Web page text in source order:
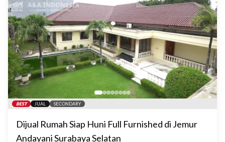
BEST JUAL SECONDARY
Dijual Rumah Siap Huni Full Furnished di Jemur
Andayani Surabaya Selatan